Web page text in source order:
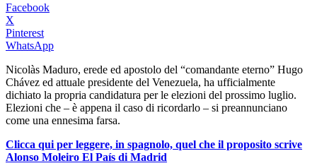
Facebook
X
Pinterest
WhatsApp
Nicolàs Maduro, erede ed apostolo del “comandante eterno” Hugo
Chávez ed attuale presidente del Venezuela, ha ufficialmente
dichiato la propria candidatura per le elezioni del prossimo luglio.
Elezioni che – è appena il caso di ricordarlo – si preannunciano
come una ennesima farsa.
Clicca qui per leggere, in spagnolo, quel che il proposito scrive
Alonso Moleiro El País di Madrid